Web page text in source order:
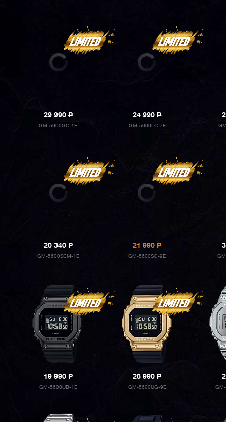
29 990P
GM-5600GC-1E
24 990P
GM-5600LC-7E
20 340P
GM-5600SCM-1E
21 990P
GM-5600SG-9E
19 990P
GM-5600UB-1E
28 990P
GM-5600UG-9E